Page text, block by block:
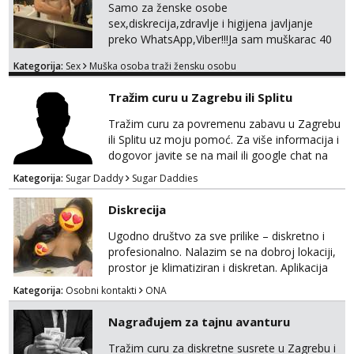
nagrađeno.
Samo za ženske osobe
sex,diskrecija,zdravlje i higijena javljanje
preko WhatsApp,Viber!!!Ja sam muškarac 40
sve stvar dogovora otvoren za sve
Kategorija: Sex Muška osoba traži žensku osobu
Tražim curu u Zagrebu ili Splitu
Tražim curu za povremenu zabavu u Zagrebu
ili Splitu uz moju pomoć. Za više informacija i
dogovor javite se na mail ili google chat na
oneofakind999111@gmail.com
Kategorija: Sugar Daddy Sugar Daddies
Diskrecija
Ugodno društvo za sve prilike – diskretno i
profesionalno. Nalazim se na dobroj lokaciji,
prostor je klimatiziran i diskretan. Aplikacija
what sapp 0957660399.
Kategorija: Osobni kontakti ONA
Nagrađujem za tajnu avanturu
Tražim curu za diskretne susrete u Zagrebu i